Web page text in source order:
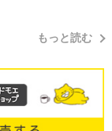
もっと読む